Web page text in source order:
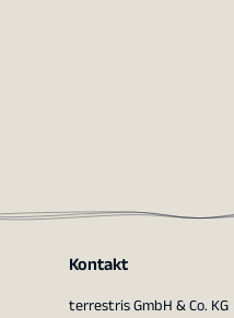
Kontakt
terrestris GmbH & Co. KG